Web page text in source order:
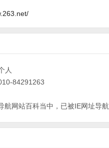
人
84291263
航网站百科当中，已被IE网址导航